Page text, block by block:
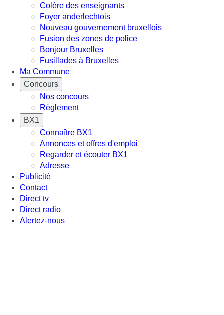
Colère des enseignants
Foyer anderlechtois
Nouveau gouvernement bruxellois
Fusion des zones de police
Bonjour Bruxelles
Fusillades à Bruxelles
Ma Commune
Concours
Nos concours
Règlement
BX1
Connaître BX1
Annonces et offres d'emploi
Regarder et écouter BX1
Adresse
Publicité
Contact
Direct tv
Direct radio
Alertez-nous